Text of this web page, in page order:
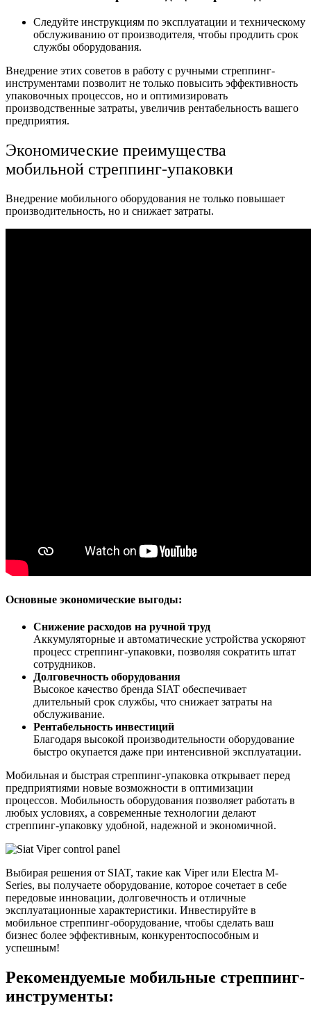
Следуйте инструкциям по эксплуатации и техническому
обслуживанию от производителя, чтобы продлить срок
службы оборудования.
Внедрение этих советов в работу с ручными стреппинг-
инструментами позволит не только повысить эффективность
упаковочных процессов, но и оптимизировать
производственные затраты, увеличив рентабельность вашего
предприятия.
Экономические преимущества
мобильной стреппинг-упаковки
Внедрение мобильного оборудования не только повышает
производительность, но и снижает затраты.
Основные экономические выгоды:
Снижение расходов на ручной труд
Аккумуляторные и автоматические устройства ускоряют
процесс стреппинг-упаковки, позволяя сократить штат
сотрудников.
Долговечность оборудования
Высокое качество бренда SIAT обеспечивает
длительный срок службы, что снижает затраты на
обслуживание.
Рентабельность инвестиций
Благодаря высокой производительности оборудование
быстро окупается даже при интенсивной эксплуатации.
Мобильная и быстрая стреппинг-упаковка открывает перед
предприятиями новые возможности в оптимизации
процессов. Мобильность оборудования позволяет работать в
любых условиях, а современные технологии делают
стреппинг-упаковку удобной, надежной и экономичной.
Выбирая решения от SIAT, такие как Viper или Electra M-
Series, вы получаете оборудование, которое сочетает в себе
передовые инновации, долговечность и отличные
эксплуатационные характеристики. Инвестируйте в
мобильное стреппинг-оборудование, чтобы сделать ваш
бизнес более эффективным, конкурентоспособным и
успешным!
Рекомендуемые мобильные стреппинг-
инструменты: